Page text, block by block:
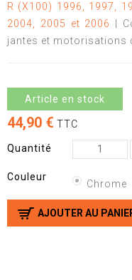
R (X100) 1996, 1997,
2004, 2005 et 2006
|
jantes et motorisations
Article en stock
44,90 € TTC
Quantité
Couleur
Chrome
AJOUTER AU